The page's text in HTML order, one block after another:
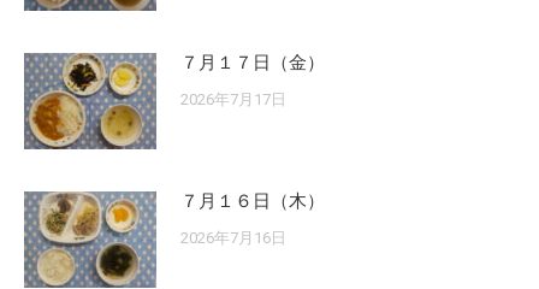
７月１７日（金）
2026年7月17日
７月１６日（木）
2026年7月16日